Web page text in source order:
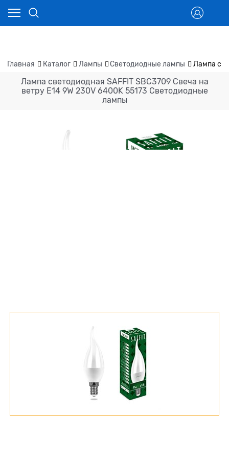
Главная Каталог Лампы Светодиодные лампы Лампа
Лампа светодиодная SAFFIT SBC3709 Свеча на
ветру E14 9W 230V 6400K 55173 Светодиодные
лампы